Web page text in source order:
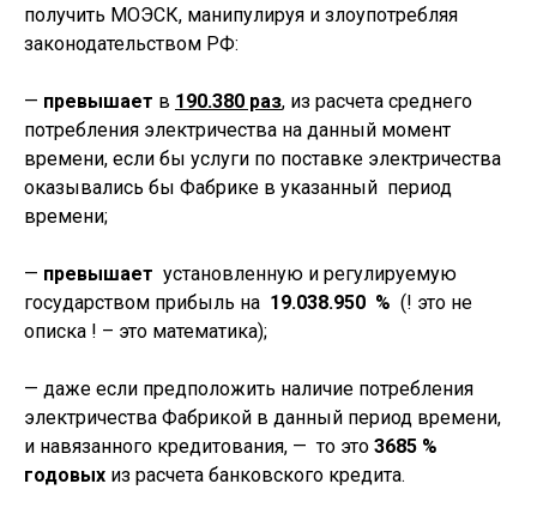
получить МОЭСК, манипулируя и злоупотребляя
законодательством РФ:
— превышает в 190.380 раз, из расчета среднего
потребления электричества на данный момент
времени, если бы услуги по поставке электричества
оказывались бы Фабрике в указанный период
времени;
— превышает установленную и регулируемую
государством прибыль на 19.038.950 % (! это не
описка ! – это математика);
— даже если предположить наличие потребления
электричества Фабрикой в данный период времени,
и навязанного кредитования, — то это 3685 %
годовых из расчета банковского кредита.